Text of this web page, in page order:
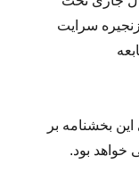
سرایت
بخشنامه بر
خواهد بود.